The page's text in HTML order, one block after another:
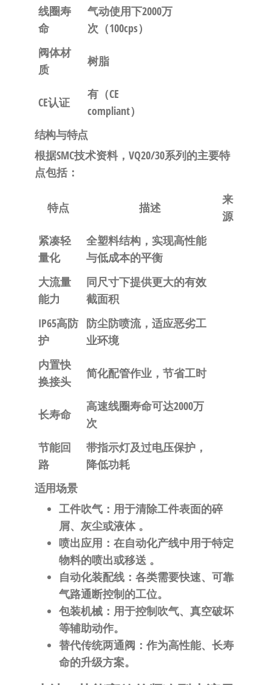
线圈寿
命
气动使用下2000万
次 （100cps）
阀体材
质
树脂
CE认证
有（CE
compliant）
结构与特点
根据SMC技术资料，VQ20/30系列的主要特
点包括：
特点 描述
来
源
紧凑轻
量化
全塑料结构，实现高性能
与低成本的平衡
大流量
能力
同尺寸下提供更大的有效
截面积
IP65高防
护
防尘防喷流，适应恶劣工
业环境
内置快
换接头
简化配管作业，节省工时
长寿命
高速线圈寿命可达2000万
次
节能回
路
带指示灯及过电压保护，
降低功耗
适用场景
工件吹气：用于清除工件表面的碎
屑、灰尘或液体 。
喷出应用 ：在自动化产线中用于特定
物料的喷出或移送 。
自动化装配线：各类需要快速、可靠
气路通断控制的工位。
包装机械：用于控制吹气、真空破坏
等辅助动作。
替代传统两通阀 ：作为高性能、长寿
命的升级方案。